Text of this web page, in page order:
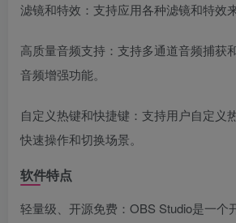
滤镜和特效：支持应用各种滤镜和特效
高质量音频支持：支持多通道音频捕获
音频增强功能。
自定义热键和快捷键：支持用户自定义
快速操作和切换场景。
软件特点
轻量级、开源免费：OBS Studio是一个